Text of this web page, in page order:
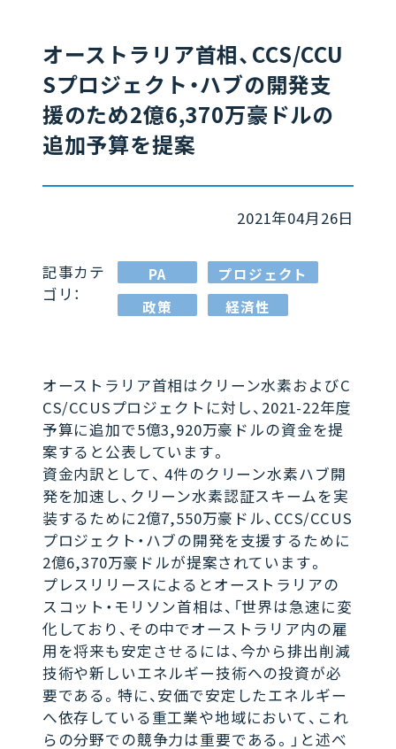
オーストラリア首相、CCS/CCU
Sプロジェクト・ハブの開発支
援のため2億6,370万豪ドルの
追加予算を提案
2021年04月26日
記事カテ
ゴリ：
PA
プロジェクト
政策
経済性
オーストラリア首相はクリーン水素およびC
CS/CCUSプロジェクトに対し、2021-22年度
予算に追加で5億3,920万豪ドルの資金を提
案すると公表しています。
資金内訳として、 4件のクリーン水素ハブ開
発を加速し、クリーン水素認証スキームを実
装するために2億7,550万豪ドル、CCS/CCUS
プロジェクト・ハブの開発を支援するために
2億6,370万豪ドルが提案されています。
プレスリリースによるとオーストラリアの
スコット・モリソン首相は、「世界は急速に変
化しており、その中でオーストラリア内の雇
用を将来も安定させるには、今から排出削減
技術や新しいエネルギー技術への投資が必
要である。特に、安価で安定したエネルギー
へ依存している重工業や地域において、これ
らの分野での競争力は重要である。」と述べ